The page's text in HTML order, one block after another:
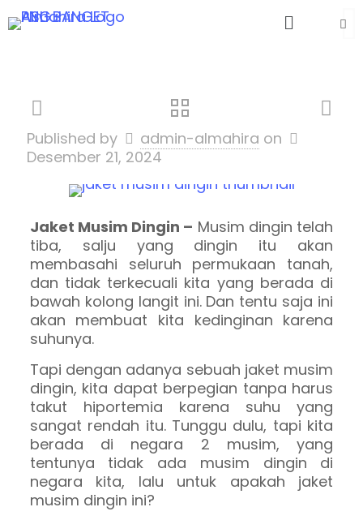
Published by admin-almahira on
Desember 21, 2024
Jaket Musim Dingin – Musim dingin telah
tiba, salju yang dingin itu akan
membasahi seluruh permukaan tanah,
dan tidak terkecuali kita yang berada di
bawah kolong langit ini. Dan tentu saja ini
akan membuat kita kedinginan karena
suhunya.
Tapi dengan adanya sebuah jaket musim
dingin, kita dapat berpegian tanpa harus
takut hiportemia karena suhu yang
sangat rendah itu. Tunggu dulu, tapi kita
berada di negara 2 musim, yang
tentunya tidak ada musim dingin di
negara kita, lalu untuk apakah jaket
musim dingin ini?